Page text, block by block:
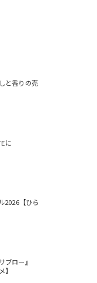
と香りの売
に
2026【ひら
ブロー』
】